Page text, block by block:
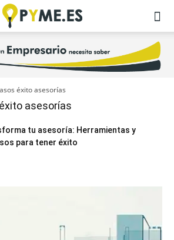
éxito asesorías
asesorías
tu asesoría: Herramientas y
para tener éxito